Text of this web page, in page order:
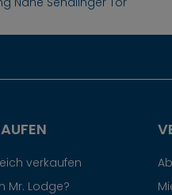
verkaufen
Mr. Lodge?